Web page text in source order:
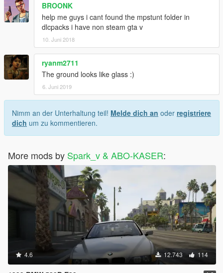
BROONK
help me guys i cant found the mpstunt folder in
dlcpacks i have non steam gta v
10. Juni 2018
ryanm2711
The ground looks like glass :)
6. Juni 2019
Nimm an der Unterhaltung teil! Melde dich an oder registriere
dich um zu kommentieren.
More mods by Spark_v & ABO-KASER:
4.6 12.743 114